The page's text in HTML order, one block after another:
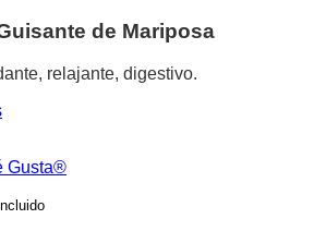
de Mariposa
relajante, digestivo.
Gusta®